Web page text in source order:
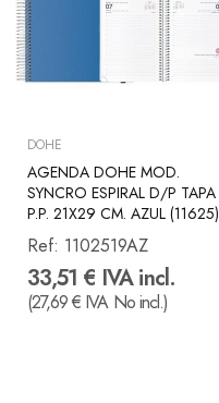
DOHE
AGENDA DOHE MOD.
SYNCRO ESPIRAL D/P TAPA
P.P. 21X29 CM. AZUL (11625)
Ref: 1102519AZ
33,51 € IVA incl.
(27,69 € IVA No incl.)